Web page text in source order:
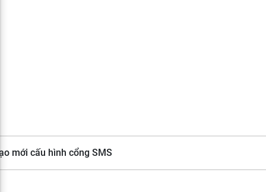
mới cấu hình cổng SMS